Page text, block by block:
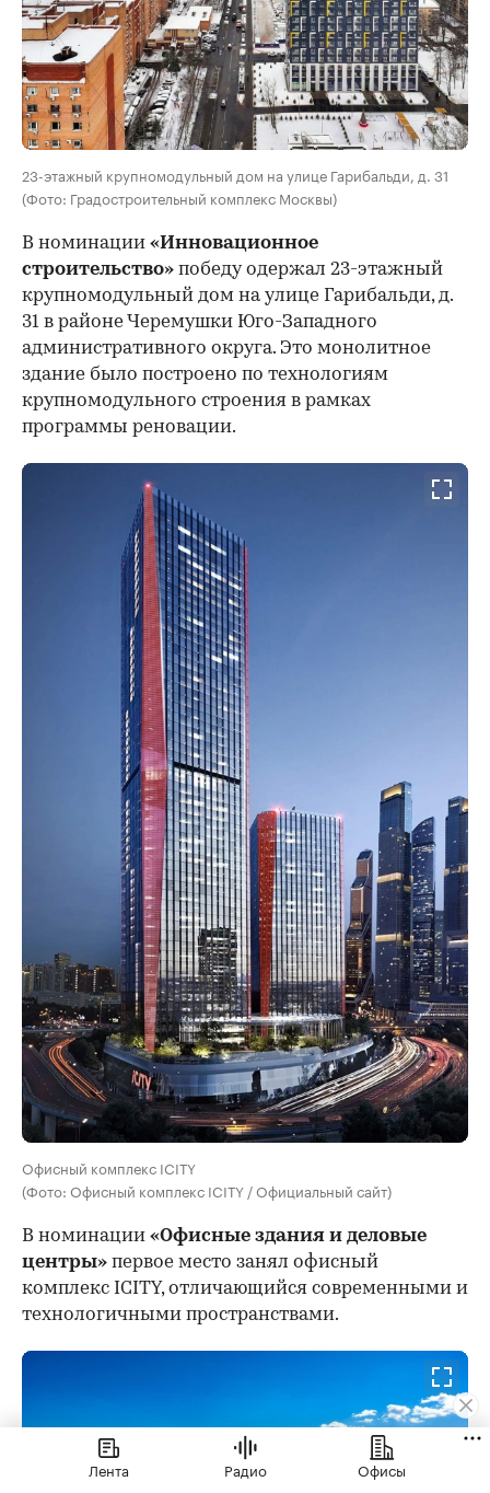
23-этажный крупномодульный дом на улице Гарибальди, д. 31
(Фото: Градостроительный комплекс Москвы)
В номинации «Инновационное
строительство» победу одержал 23-этажный
крупномодульный дом на улице Гарибальди, д.
31 в районе Черемушки Юго-Западного
административного округа. Это монолитное
здание было построено по технологиям
крупномодульного строения в рамках
программы реновации.
Офисный комплекс ICITY
(Фото: Офисный комплекс ICITY / Официальный сайт)
В номинации «Офисные здания и деловые
центры» первое место занял офисный
комплекс ICITY, отличающийся современными и
технологичными пространствами.
Лента Радио Офисы